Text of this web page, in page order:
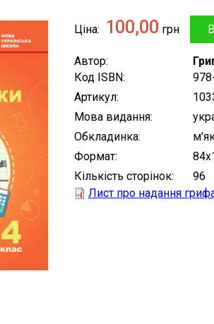
Ціна 100,00 грн
Автор
Код ISBN
Артикул
Мова видання
Обкладинка
Формат
Кількість сторінок
96
Лист про надання